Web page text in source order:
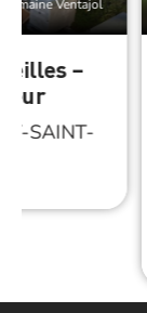
Ventajol
–
SAINT-